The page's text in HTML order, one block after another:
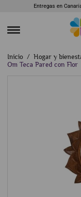
Entregas en
Inicio Hogar y
Om Teca Pared con Flor